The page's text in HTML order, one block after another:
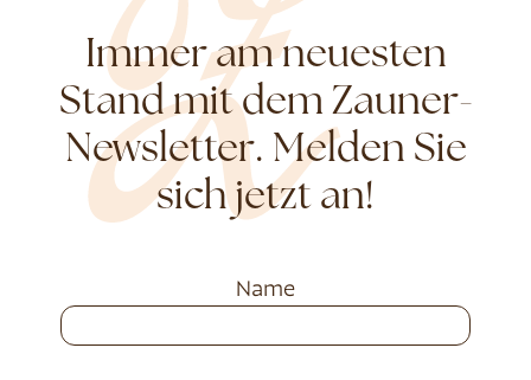
Immer am neuesten
Stand mit dem Zauner-
Newsletter. Melden Sie
sich jetzt an!
Name